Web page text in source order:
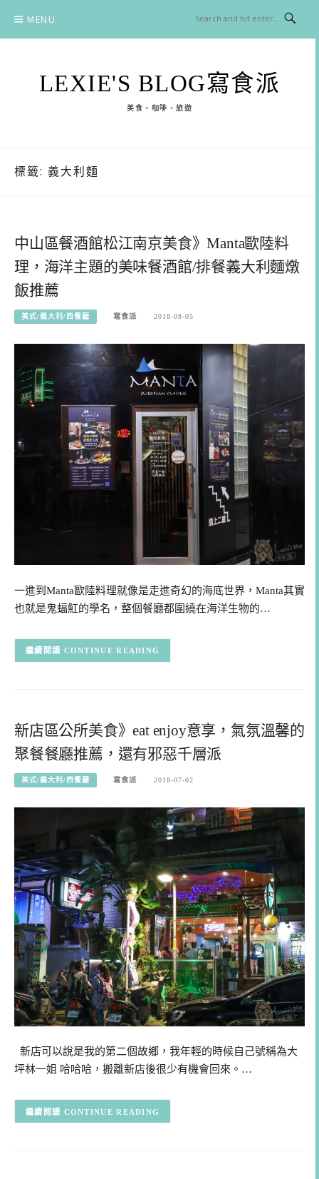
content
MENU
LEXIE'S BLOG寫食派
美食、咖啡、旅遊
標籤: 義大利麵
中山區餐酒館松江南京美食》Manta歐陸料
理，海洋主題的美味餐酒館/排餐義大利麵燉
飯推薦
美式/義大利/西餐廳 寫食派 2018-08-05
一進到Manta歐陸料理就像是走進奇幻的海底世界，Manta其實
也就是鬼蝠魟的學名，整個餐廳都圍繞在海洋生物的…
CONTINUE READING
新店區公所美食》eat enjoy意享，氣氛溫馨的
聚餐餐廳推薦，還有邪惡千層派
美式/義大利/西餐廳 寫食派 2018-07-02
新店可以說是我的第二個故鄉，我年輕的時候自己號稱為大
坪林一姐 哈哈哈，搬離新店後很少有機會回來。…
CONTINUE READING